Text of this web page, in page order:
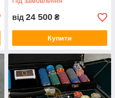
від 24 500 ₴
Купити